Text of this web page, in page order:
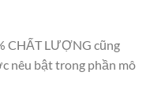
CHẤT LƯỢNG cũng
nêu bật trong phần mô